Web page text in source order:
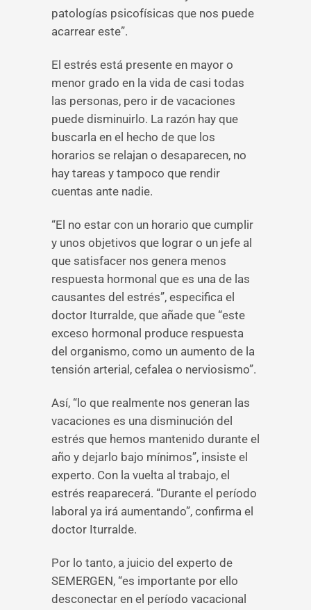
patologías psicofísicas que nos puede
acarrear este”.
El estrés está presente en mayor o
menor grado en la vida de casi todas
las personas, pero ir de vacaciones
puede disminuirlo. La razón hay que
buscarla en el hecho de que los
horarios se relajan o desaparecen, no
hay tareas y tampoco que rendir
cuentas ante nadie.
“El no estar con un horario que cumplir
y unos objetivos que lograr o un jefe al
que satisfacer nos genera menos
respuesta hormonal que es una de las
causantes del estrés”, especifica el
doctor Iturralde, que añade que “este
exceso hormonal produce respuesta
del organismo, como un aumento de la
tensión arterial, cefalea o nerviosismo”.
Así, “lo que realmente nos generan las
vacaciones es una disminución del
estrés que hemos mantenido durante el
año y dejarlo bajo mínimos”, insiste el
experto. Con la vuelta al trabajo, el
estrés reaparecerá. “Durante el período
laboral ya irá aumentando”, confirma el
doctor Iturralde.
Por lo tanto, a juicio del experto de
SEMERGEN, “es importante por ello
desconectar en el período vacacional